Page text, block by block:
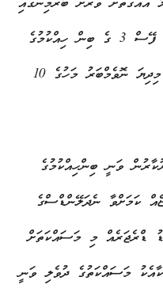
ކުރިއަށްދާ ކަމަށެވެ. މެދުކެނޑުމަކަށްފަހު ފޭސް 3 ގެ ބިން ހިއްކުމުގެ
އަމަލީ މަސައްކަތް އަލުން ފަށާފައިވަނީ މިދިޔަ ނޮވެމްބަރު މަހުގެ 10
ވަނީ ބިންހިއްކުމުގެ
ކަމަށްވާ ނެދަލޭންޑްސްގެ
ސީބީއެމްގެ ބޮޑު ޑްރެޖަރެއް މި މަސައްކަތަށް
މަސައްކަތުގެ ދުވެލި ވަނީ